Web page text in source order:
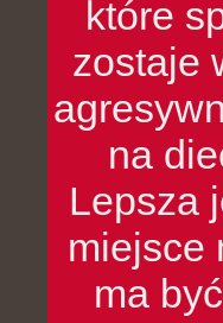
które
zostaje
na
Lepsza
miejsce
ma